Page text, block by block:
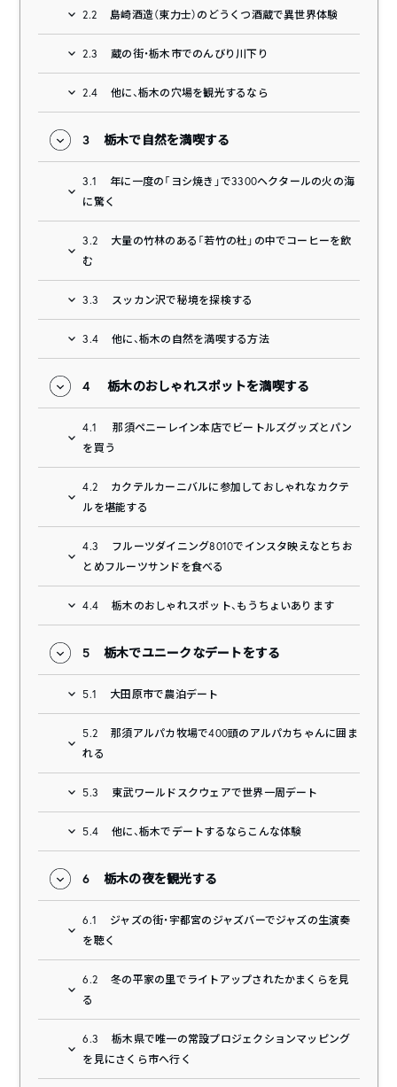
2.2 島崎酒造（東力士）のどうくつ酒蔵で異世界体験
2.3 蔵の街・栃木市でのんびり川下り
2.4 他に、栃木の穴場を観光するなら
3 栃木で自然を満喫する
3.1
年に一度の「ヨシ焼き」で3300ヘクタールの火の海
に驚く
3.2
大量の竹林のある「若竹の杜」の中でコーヒーを飲
む
3.3 スッカン沢で秘境を探検する
3.4 他に、栃木の自然を満喫する方法
4 栃木のおしゃれスポットを満喫する
4.1
那須ペニーレイン本店でビートルズグッズとパン
を買う
4.2
カクテルカーニバルに参加しておしゃれなカクテ
ルを堪能する
4.3
フルーツダイニング8010でインスタ映えなとちお
とめフルーツサンドを食べる
4.4 栃木のおしゃれスポット、もうちょいあります
5 栃木でユニークなデートをする
5.1 大田原市で農泊デート
5.2
那須アルパカ牧場で400頭のアルパカちゃんに囲ま
れる
5.3 東武ワールドスクウェアで世界一周デート
5.4 他に、栃木でデートするならこんな体験
6 栃木の夜を観光する
6.1
ジャズの街・宇都宮のジャズバーでジャズの生演奏
を聴く
6.2
冬の平家の里でライトアップされたかまくらを見
る
6.3
栃木県で唯一の常設プロジェクションマッピング
を見にさくら市へ行く